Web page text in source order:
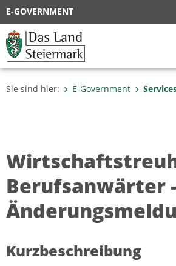
E-GOVERNMENT
Sie sind hier: E-Government
Berufsanwärter -
Kurzbeschreibung